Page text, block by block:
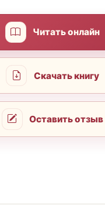
Читать онлайн
Скачать книгу
Оставить отзыв